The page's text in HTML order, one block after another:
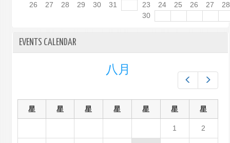
26
27 28 29 30 31
23
24 25 26 27
28
30
EVENTS CALENDAR
八月
星 星 星 星 星 星 星
1 2